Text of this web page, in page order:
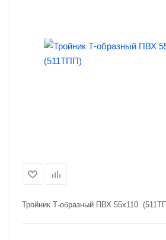
Тройник Т-образный ПВХ 55х110